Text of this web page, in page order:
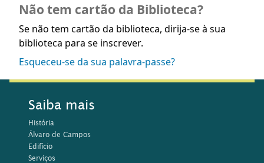
Não tem cartão da Biblioteca?
Se não tem cartão da biblioteca, dirija-se à sua
biblioteca para se inscrever.
Esqueceu-se da sua palavra-passe?
Saiba mais
História
Álvaro de Campos
Edifício
Serviços